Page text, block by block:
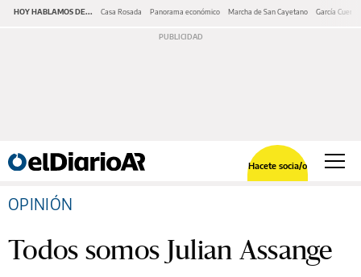
HOY HABLAMOS DE... Casa Rosada Panorama económico Marcha de San Cayetano García Cuerva
Hacete socia/o
OPINIÓN
Todos somos Julian Assange